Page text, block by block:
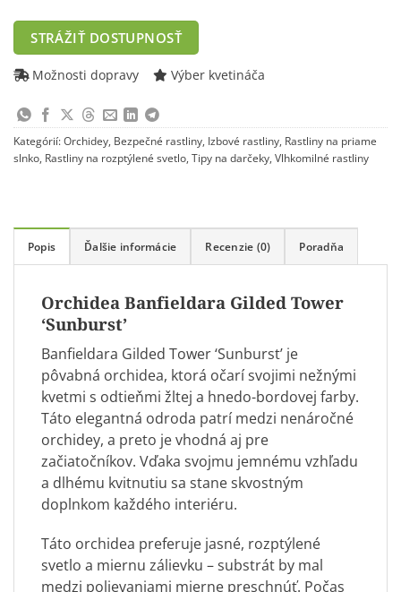
address
to
join
waitlist
for
this
product
STRÁŽIŤ DOSTUPNOSŤ
Možnosti dopravy Výber kvetináča
Kategórií:Orchidey, Bezpečné rastliny, Izbové rastliny, Rastliny na priame
slnko, Rastliny na rozptýlené svetlo, Tipy na darčeky, Vlhkomilné rastliny
Popis Ďalšie informácie Recenzie (0) Poradňa
Orchidea Banfieldara Gilded Tower
‘Sunburst’
Banfieldara Gilded Tower ‘Sunburst’ je
pôvabná orchidea, ktorá očarí svojimi nežnými
kvetmi s odtieňmi žltej a hnedo-bordovej farby.
Táto elegantná odroda patrí medzi nenáročné
orchidey, a preto je vhodná aj pre
začiatočníkov. Vďaka svojmu jemnému vzhľadu
a dlhému kvitnutiu sa stane skvostným
doplnkom každého interiéru.
Táto orchidea preferuje jasné, rozptýlené
svetlo a miernu zálievku – substrát by mal
medzi polievaniami mierne preschnúť. Počas